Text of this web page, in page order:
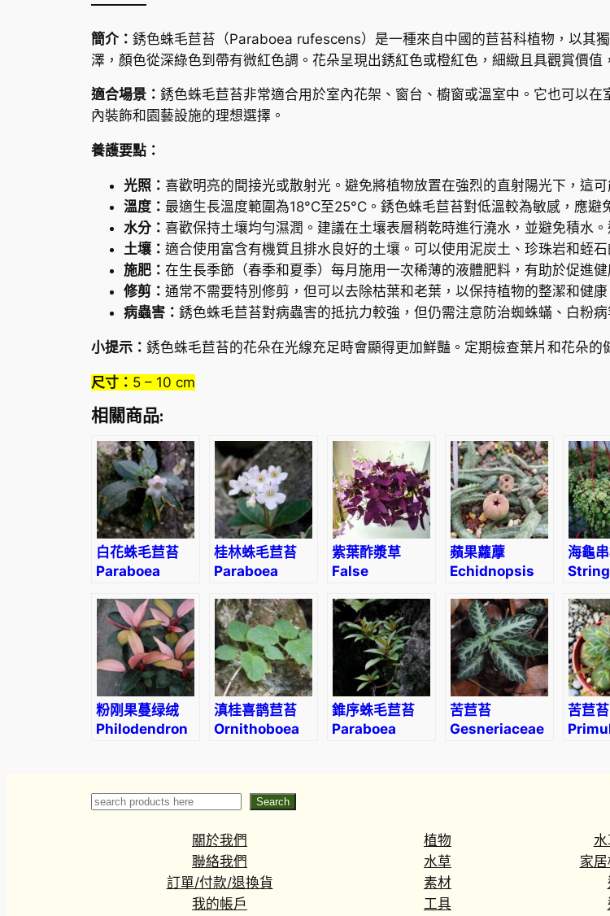
a
r
a
b
r
u
f
e
s
c
e
n
s
a
n
c
h
.
B
r
t
t
.
數
簡介： 銹色蛛毛苣苔（Paraboea rufescens）是一種來自中國的苣苔科植物，以其
澤，顏色從深綠色到帶有微紅色調。花朵呈現出銹紅色或橙紅色，細緻且具觀賞價值
適合場景： 銹色蛛毛苣苔非常適合用於室內花架、窗台、櫥窗或溫室中。它也可以
內裝飾和園藝設施的理想選擇。
養護要點：
光照： 喜歡明亮的間接光或散射光。避免將植物放置在強烈的直射陽光下，這
溫度： 最適生長溫度範圍為18°C至25°C。銹色蛛毛苣苔對低溫較為敏感，應避
水分： 喜歡保持土壤均勻濕潤。建議在土壤表層稍乾時進行澆水，並避免積水
土壤： 適合使用富含有機質且排水良好的土壤。可以使用泥炭土、珍珠岩和蛭
施肥： 在生長季節（春季和夏季）每月施用一次稀薄的液體肥料，有助於促進
修剪： 通常不需要特別修剪，但可以去除枯葉和老葉，以保持植物的整潔和健
病蟲害： 銹色蛛毛苣苔對病蟲害的抵抗力較強，但仍需注意防治蜘蛛蟎、白粉
小提示： 銹色蛛毛苣苔的花朵在光線充足時會顯得更加鮮豔。定期檢查葉片和花朵
尺寸： 5 – 10 cm
相關商品:
白花蛛毛苣苔
Paraboea
(Levl.) Burtt
桂林蛛毛苣苔
Paraboea
紫葉酢漿草
False
(Oxalis
triangularis)
蘋果蘿藦
Echidnopsis
海龜
粉刚果蔓绿绒
Philodendron
滇桂喜鹊苣苔
Ornithoboea
錐序蛛毛苣苔
Paraboea
苦苣苔
Gesneriaceae
苦苣苔
Search Search
關於我們
聯絡我們
訂單/付款/退換貨
我的帳戶
植物
水草
素材
工具
家